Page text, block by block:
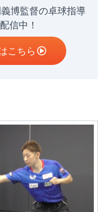
博監督の卓球指導
信中！
こちら